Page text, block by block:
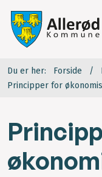
Du er her: Forside
Principper for